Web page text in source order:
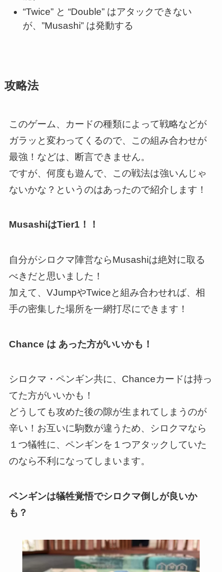
“Twice” と “Double” はアタックできない
が、”Musashi” は発動する
攻略法
このゲーム、カードの種類によって戦略などが
ガラッと変わってくるので、この組み合わせが
最強！などは、断言できません。
ですが、何度も遊んで、この戦法は強いんじゃ
ないかな？というのはあったので紹介します！
MusashiはTier1！！
自分がシロクマ陣営ならMusashiは絶対に取る
べきだと思いました！
加えて、VJumpやTwiceと組み合わせれば、相
手の密集した場所を一網打尽にできます！
Chance は あった方がいいかも！
シロクマ・ペンギン共に、Chanceカードは持っ
てた方がいいかも！
どうしても攻めた後の隙が生まれてしまうのが
辛い！お互いに駒数が違うため、シロクマなら
１つ犠牲に、ペンギンを１つアタックしていた
のなら不利になってしまいます。
ペンギンは犠牲覚悟でシロクマ倒しが良いか
も？